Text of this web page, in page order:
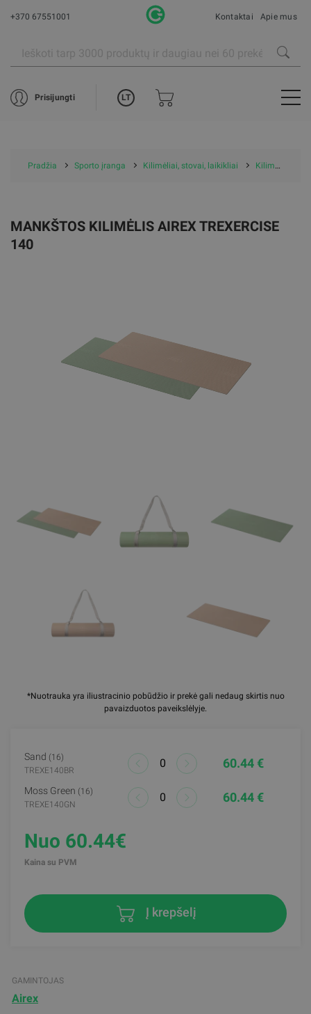
+370 67551001 Kontaktai Apie mus
Prisijungti LT
Pradžia Sporto įranga Kilimėliai, stovai, laikikliai Kilimėliai
*Nuotrauka yra iliustracinio pobūdžio ir prekė gali nedaug skirtis nuo
pavaizduotos paveikslėlyje.
MANKŠTOS KILIMĖLIS AIREX TREXERCISE
140
Sand (16)
TREXE140BR
60.44 €
Moss Green (16)
TREXE140GN
60.44 €
Nuo 60.44€
Kaina su PVM
Į krepšelį
GAMINTOJAS
Airex